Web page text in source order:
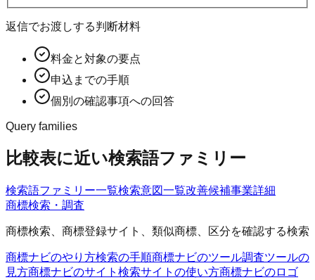
返信でお渡しする判断材料
料金と対象の要点
申込までの手順
個別の確認事項への回答
Query families
比較表に近い検索語ファミリー
検索語ファミリー一覧検索意図一覧改善候補事業詳細
商標検索・調査
商標検索、商標登録サイト、類似商標、区分を確認する検索
商標ナビのやり方検索の手順商標ナビのツール調査ツールの
見方商標ナビのサイト 検索サイトの使い方商標ナビのロゴ